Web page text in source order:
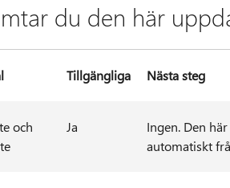
du den här
Tillgängliga Nästa steg
och
Ja
Ingen. Den
automatiskt